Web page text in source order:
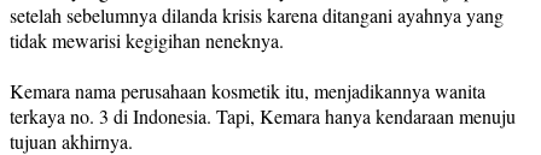
setelah sebelumnya dilanda krisis karena ditangani ayahnya yang
tidak mewarisi kegigihan neneknya.
Kemara nama perusahaan kosmetik itu, menjadikannya wanita
terkaya no. 3 di Indonesia. Tapi, Kemara hanya kendaraan menuju
tujuan akhirnya.